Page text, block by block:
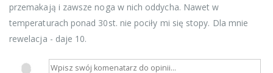
przemakają i zawsze noga w nich oddycha. Nawet w
temperaturach ponad 30st. nie pociły mi się stopy. Dla mnie
rewelacja - daje 10.